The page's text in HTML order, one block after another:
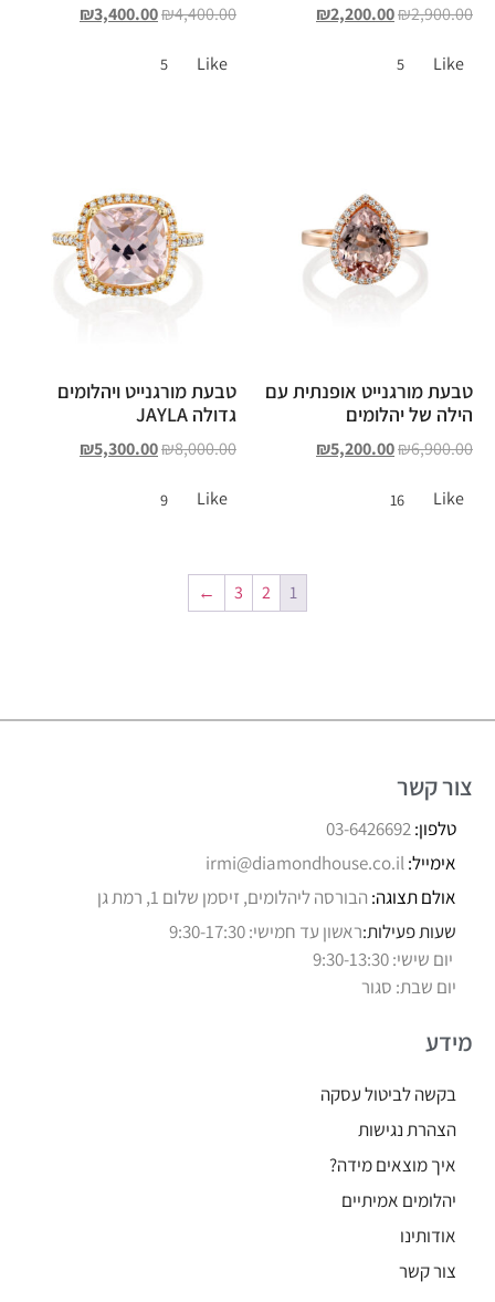
₪2,900.00
₪2,200.00
Like
5
₪4,400.00
₪3,400.00
Like
5
טבעת מורגנייט אופנתית עם
הילה של יהלומים
₪6,900.00
₪5,200.00
Like
16
טבעת מורגנייט ויהלומים
גדולה JAYLA
₪8,000.00
₪5,300.00
Like
9
1
2
3
←
צור קשר
טלפון:03-6426692
אימייל:irmi@diamondhouse.co.il
אולם תצוגה: הבורסה ליהלומים, זיסמן שלום 1, רמת גן
שעות פעילות:ראשון עד חמישי: 9:30-17:30
יום שישי: 9:30-13:30
יום שבת: סגור
מידע
בקשה לביטול עסקה
הצהרת נגישות
איך מוצאים מידה?
יהלומים אמיתיים
אודותינו
צור קשר